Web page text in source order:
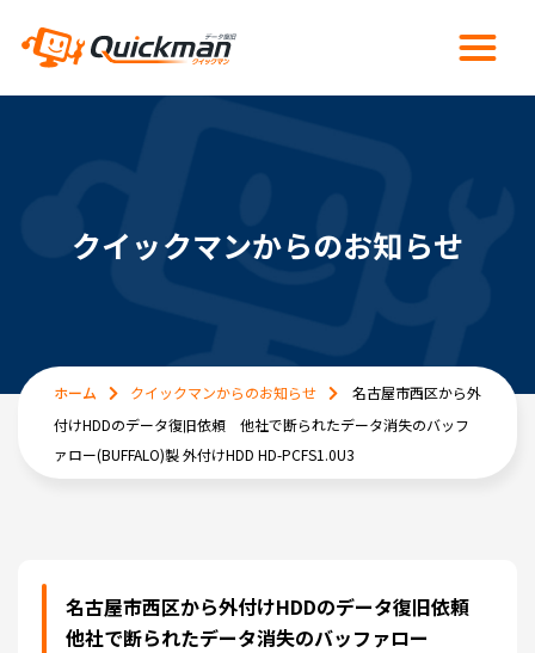
クイックマンからのお知らせ
ホーム クイックマンからのお知らせ
名古屋市西区から外
付けHDDのデータ復旧依頼 他社で断られたデータ消失のバッフ
ァロー(BUFFALO)製 外付けHDD HD-PCFS1.0U3
名古屋市西区から外付けHDDのデータ復旧依頼
他社で断られたデータ消失のバッファロー